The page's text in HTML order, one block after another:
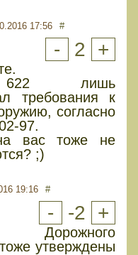
17:56 #
- 2 +
622 лишь
требования к
согласно
97.
вас тоже не
;)
19:16 #
- -2 +
Дорожного
утверждены